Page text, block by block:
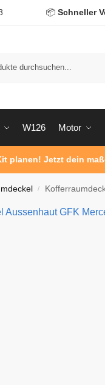
📦 Schneller
W126 Motor
planen! Jetzt dein
/